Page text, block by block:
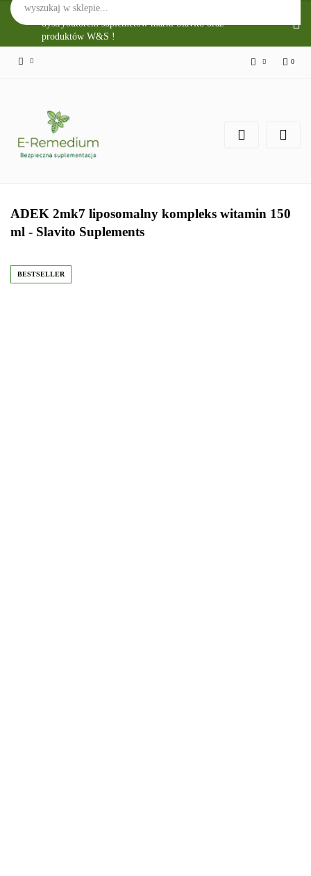
Sklep Internetowy E-Remedium jest głównym
dystrybutorem suplemetów marki Slavito oraz
produktów W&S !
0
ADEK 2mk7 liposomalny kompleks witamin 150
ml - Slavito Suplements
BESTSELLER